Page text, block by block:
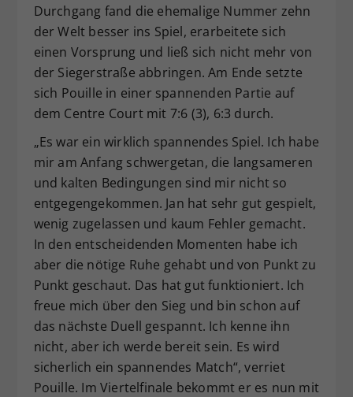
Durchgang fand die ehemalige Nummer zehn
der Welt besser ins Spiel, erarbeitete sich
einen Vorsprung und ließ sich nicht mehr von
der Siegerstraße abbringen. Am Ende setzte
sich Pouille in einer spannenden Partie auf
dem Centre Court mit 7:6 (3), 6:3 durch.
„Es war ein wirklich spannendes Spiel. Ich habe
mir am Anfang schwergetan, die langsameren
und kalten Bedingungen sind mir nicht so
entgegengekommen. Jan hat sehr gut gespielt,
wenig zugelassen und kaum Fehler gemacht.
In den entscheidenden Momenten habe ich
aber die nötige Ruhe gehabt und von Punkt zu
Punkt geschaut. Das hat gut funktioniert. Ich
freue mich über den Sieg und bin schon auf
das nächste Duell gespannt. Ich kenne ihn
nicht, aber ich werde bereit sein. Es wird
sicherlich ein spannendes Match“, verriet
Pouille. Im Viertelfinale bekommt er es nun mit